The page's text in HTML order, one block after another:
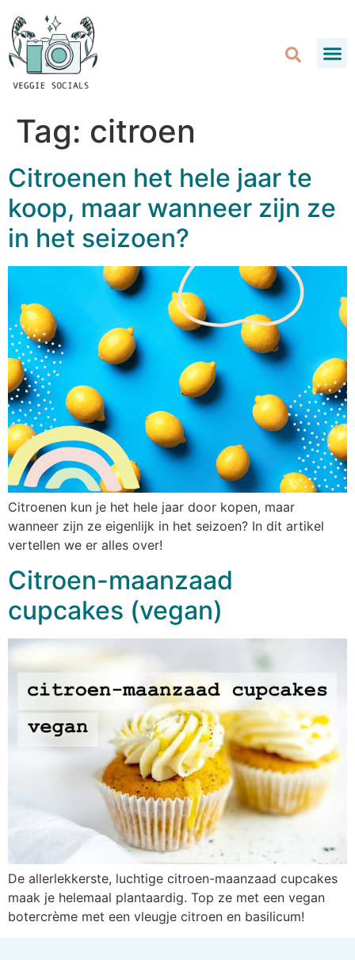
Tag: citroen
Citroenen het hele jaar te
koop, maar wanneer zijn ze
in het seizoen?
Citroenen kun je het hele jaar door kopen, maar
wanneer zijn ze eigenlijk in het seizoen? In dit artikel
vertellen we er alles over!
Citroen-maanzaad
cupcakes (vegan)
De allerlekkerste, luchtige citroen-maanzaad cupcakes
maak je helemaal plantaardig. Top ze met een vegan
botercrème met een vleugje citroen en basilicum!